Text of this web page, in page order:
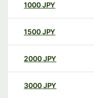
1000JPY
1500JPY
2000JPY
3000JPY